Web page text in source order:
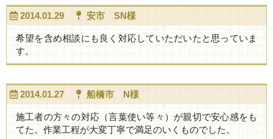
2014.01.29 安市 SN様
希望を含め相談にも良く対応していただいたと思っていま
す。
2014.01.27 船橋市 N様
施工者の方々の対応（言葉使い等々）が親切で安心感をも
てた。作業工程が大変丁寧で満足のいくものでした。